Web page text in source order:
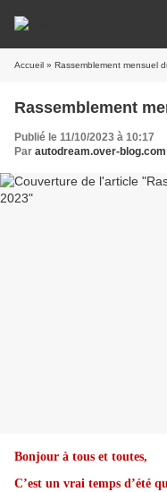
Accueil » Rassemblement mensuel
Rassemblement
Publié le 11/10/2023 à 10:17
Par autodream.over-blog.com
Bonjour à tous et toutes,
C’est un vrai temps d’été